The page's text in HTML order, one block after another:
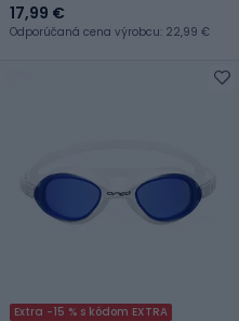
17,99 €
Odporúčaná cena výrobcu: 22,99 €
Extra -15 % s kódom EXTRA